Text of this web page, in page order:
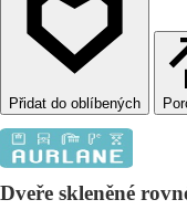
Dveře skleněné